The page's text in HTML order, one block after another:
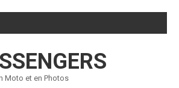
Moto et en Photos